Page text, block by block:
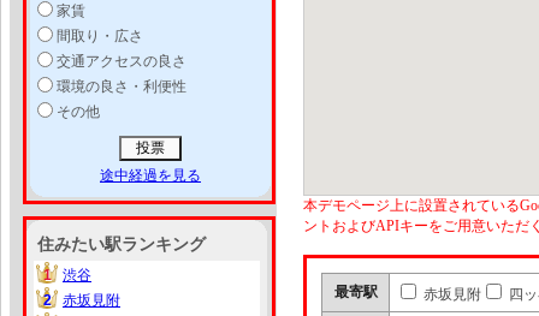
家賃
間取り・広さ
交通アクセスの良さ
環境の良さ・利便性
その他
途中経過を見る
住みたい駅ランキング
1
1
渋谷
2
2
赤坂見附
本デモページ上に設置されている
ントおよびAPIキーをご用意いただ
最寄駅 赤坂見附 四